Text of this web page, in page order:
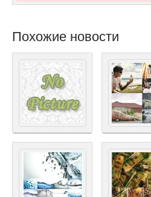
Похожие новости